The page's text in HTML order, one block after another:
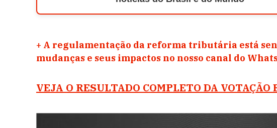
+ A regulamentação da reforma tributária está
mudanças e seus impactos no nosso canal do
VEJA O RESULTADO COMPLETO DA VOTAÇÃO